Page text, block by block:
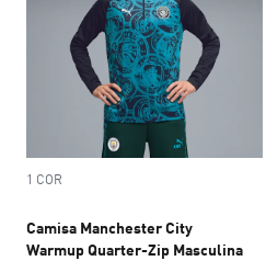
1 COR
Camisa Manchester City
Warmup Quarter-Zip Masculina